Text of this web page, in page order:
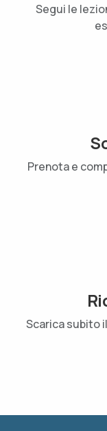
Segui le
Prenota e
Scarica subito